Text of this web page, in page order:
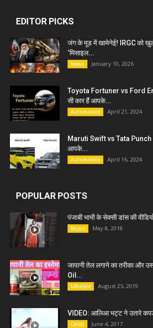
EDITOR PICKS
जंग के मूड में खामेनेई! IRGC को
‘मिसाइल...
News January 10, 2026
Toyota Fortuner vs Ford
सी कार हैं आपके...
Automobile April 21, 2024
Maruti Swift vs Tata Punch :
आपके...
Automobile April 16, 2024
POPULAR POSTS
पंजाबी भाभी के सेक्सी डांस की
Music May 8, 2018
जापानी तेल लगाने का तरीका और
Oil...
Lifestyle August 25, 2019
VIDEO: आलिआ भट्ट ने उतारे
Celeb June 4, 2017